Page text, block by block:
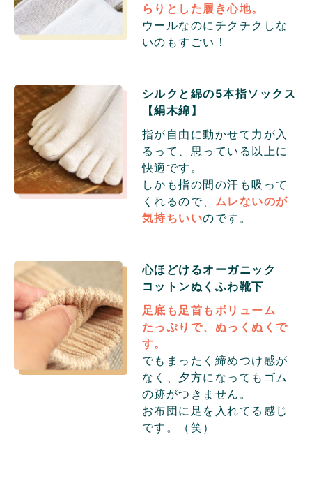
らりとした履き心地。
ウールなのにチクチクしな
いのもすごい！
シルクと綿の5本指ソックス
【絹木綿】
指が自由に動かせて力が入
るって、思っている以上に
快適です。
しかも指の間の汗も吸って
くれるので、 ムレないのが
気持ちいいのです。
心ほどけるオーガニック
コットンぬくふわ靴下
足底も足首もボリューム
たっぷりで、ぬっくぬくで
す。
でもまったく締めつけ感が
なく、夕方になってもゴム
の跡がつきません。
お布団に足を入れてる感じ
です。（笑）